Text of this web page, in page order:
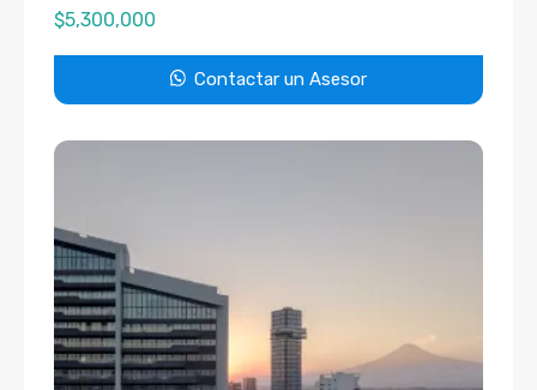
$5,300,000
Contactar un Asesor